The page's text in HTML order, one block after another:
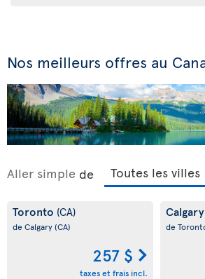
Nos meilleurs offres au
Aller simple de
Toronto (CA)
de Calgary(CA)
257 $
taxes et frais incl.
Calgary
de